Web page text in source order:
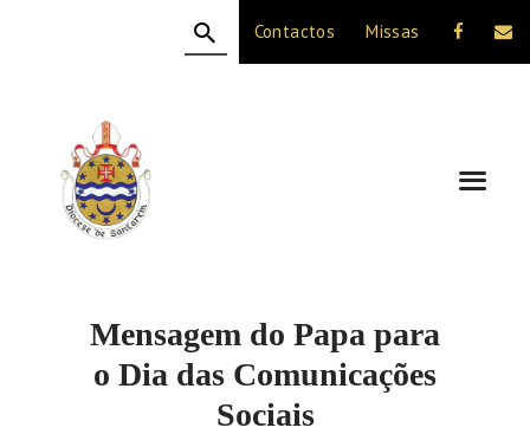
Contactos Missas
Mensagem do Papa para
o Dia das Comunicações
Sociais
A DIOCESE
CELEBRAÇÃO
VIDA CRISTÃ
NOTÍCIAS